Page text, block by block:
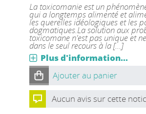
La toxicomanie est un
qui a longtemps alimenté et
les querelles idéologiques et les
dogmatiques.La solution aux
toxicomane n'est pas unique et
dans le seul recours à la [...]
Plus d'information...
Ajouter au panier
Aucun avis sur cette